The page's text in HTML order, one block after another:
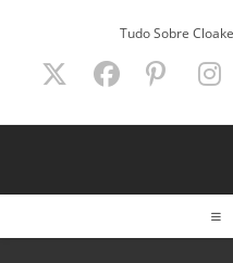
Tudo Sobre